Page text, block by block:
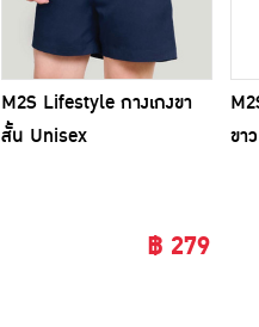
M2S Lifestyle กางเกงขา
สั้น Unisex
฿ 279
ขา